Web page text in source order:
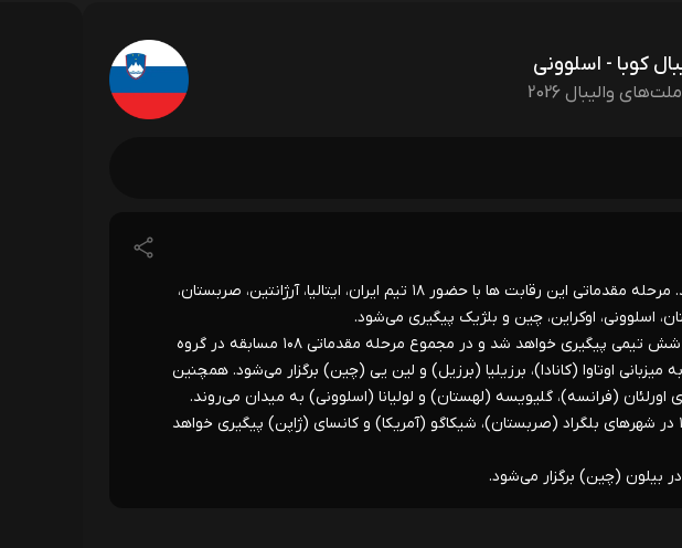
کوبا - اسلوونی
والیبال 2026
* هشتمین دوره مسابقات والیبال لیگ ملت‌ها در گروه مردان آغاز شد. مرحله مقدماتی این رقابت ها با حضور ۱۸ تیم ایران، ایتالیا، آرژانتین، صربستان،
اسلوونی، اوکراین، چین و بلژیک پیگیری می‌شود.
در این دوره از مسابقات دیدارهای هر هفته در سه کشور و سه گروه شش تیمی پیگیری خواهد شد و در مجموع مرحله مقدماتی ۱۰۸ مسابقه در گروه
مردان برگزار می‌شود. دیدارهای هفته اول از ۲۰ تا ۲۴ خرداد سال ۱۴۰۵ به میزبانی اوتاوا (کانادا)، برزیلیا (برزیل) و لین یی (چین) برگزار می‌شود. همچنین
(فرانسه)، گلیویسه (لهستان) و لولیانا (اسلوونی) به میدان می‌روند.
مسابقات هفته پایانی مرحله مقدماتی نیز از ۲۴ تا ۲۸ تیرماه سال ۱۴۰۵ در شهرهای بلگراد (صربستان)، شیکاگو (آمریکا) و کانسای (ژاپن) پیگیری خواهد